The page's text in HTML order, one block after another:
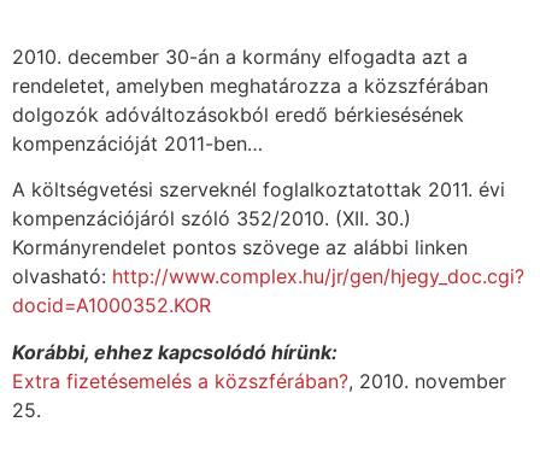
2010. december 30-án a kormány elfogadta azt a
rendeletet, amelyben meghatározza a közszférában
dolgozók adóváltozásokból eredő bérkiesésének
kompenzációját 2011-ben…
A költségvetési szerveknél foglalkoztatottak 2011. évi
kompenzációjáról szóló 352/2010. (XII. 30.)
Kormányrendelet pontos szövege az alábbi linken
olvasható: http://www.complex.hu/jr/gen/hjegy_doc.cgi?
docid=A1000352.KOR
Korábbi, ehhez kapcsolódó hírünk:
Extra fizetésemelés a közszférában?, 2010. november
25.